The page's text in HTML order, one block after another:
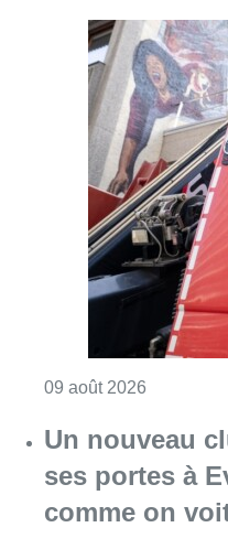
09 août 2026
Un nouveau
ses portes à
comme on